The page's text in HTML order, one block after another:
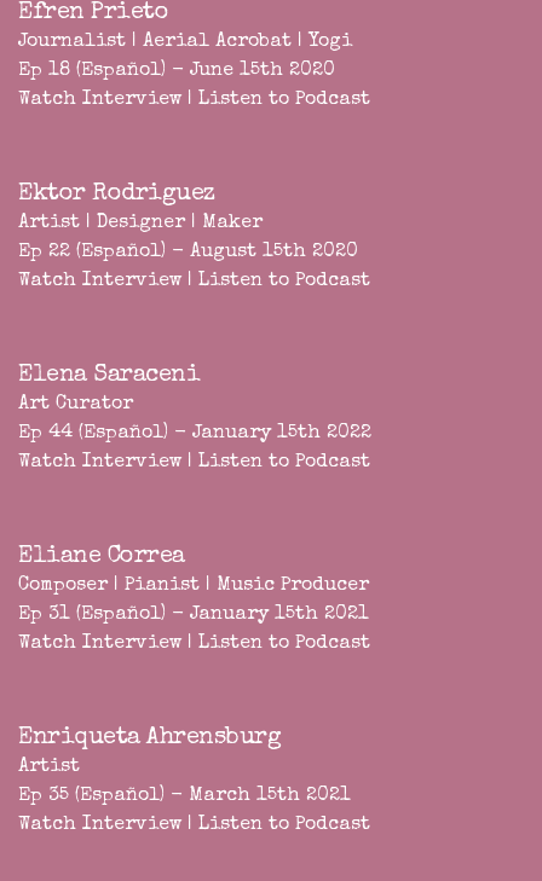
Efren Prieto
Journalist | Aerial Acrobat | Yogi
Ep 18 (Español) - June 15th 2020
Watch Interview | Listen to Podcast
Ektor Rodriguez
Artist | Designer | Maker
Ep 22 (Español) - August 15th 2020
Watch Interview | Listen to Podcast
Elena Saraceni
Art Curator
Ep 44 (Español) - January 15th 2022
Watch Interview | Listen to Podcast
Eliane Correa
Composer | Pianist | Music Producer
Ep 31 (Español) - January 15th 2021
Watch Interview | Listen to Podcast
Enriqueta Ahrensburg
Artist
Ep 35 (Español) - March 15th 2021
Watch Interview | Listen to Podcast